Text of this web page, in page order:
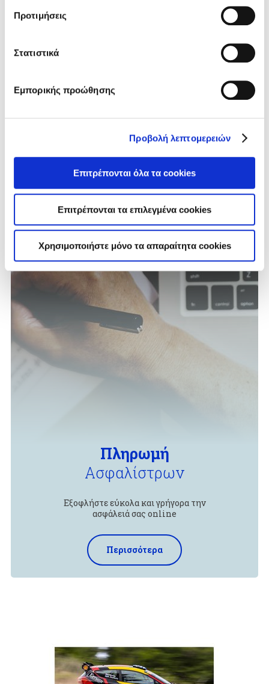
«Πληροφορίες για Cookies
Προτιμήσεις
Στατιστικά
Εμπορικής προώθησης
Προβολή λεπτομερειών
Επιτρέπονται όλα τα cookies
Επιτρέπονται τα επιλεγμένα cookies
Χρησιμοποιήστε μόνο τα απαραίτητα cookies
ασφαλίσεις
Αυτοκίνητο , Κατοικία , Κάρτα Υγείας ή
Νοσοκομειακή Κάλυψη; Επιλέξτε online το
πρόγραμμα που σας ταιριάζει
Περισσότερα
Πληρωμή
Ασφαλίστρων
Εξοφλήστε εύκολα και γρήγορα την
ασφάλειά σας online
Περισσότερα